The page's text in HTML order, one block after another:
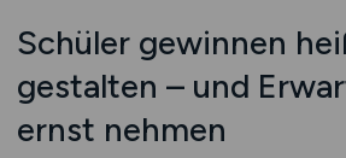
Schüler gewinnen
gestalten – und
ernst nehmen